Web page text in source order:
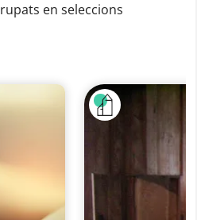
en seleccions